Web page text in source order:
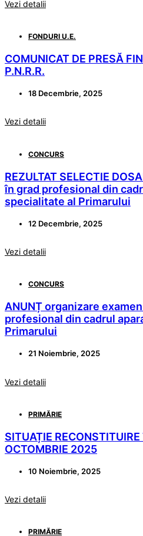
Vezi detalii
FONDURI U.E.
COMUNICAT DE PRESĂ
P.N.R.R.
18 Decembrie, 2025
Vezi detalii
CONCURS
REZULTAT SELECTIE
în grad profesional din
specialitate al Primarului
12 Decembrie, 2025
Vezi detalii
CONCURS
ANUNȚ organizare
profesional din cadrul
Primarului
21 Noiembrie, 2025
Vezi detalii
PRIMĂRIE
SITUAȚIE RECONSTITUIRE
OCTOMBRIE 2025
10 Noiembrie, 2025
Vezi detalii
PRIMĂRIE